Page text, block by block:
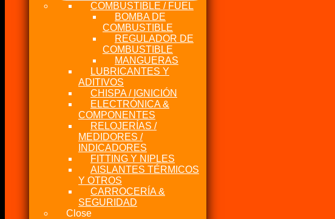
COMBUSTIBLE / FUEL
BOMBA DE
COMBUSTIBLE
REGULADOR DE
COMBUSTIBLE
MANGUERAS
LUBRICANTES Y
ADITIVOS
CHISPA / IGNICIÓN
ELECTRÓNICA &
COMPONENTES
RELOJERÍAS /
MEDIDORES /
INDICADORES
FITTING Y NIPLES
AISLANTES TÉRMICOS
Y OTROS
CARROCERÍA &
SEGURIDAD
Close